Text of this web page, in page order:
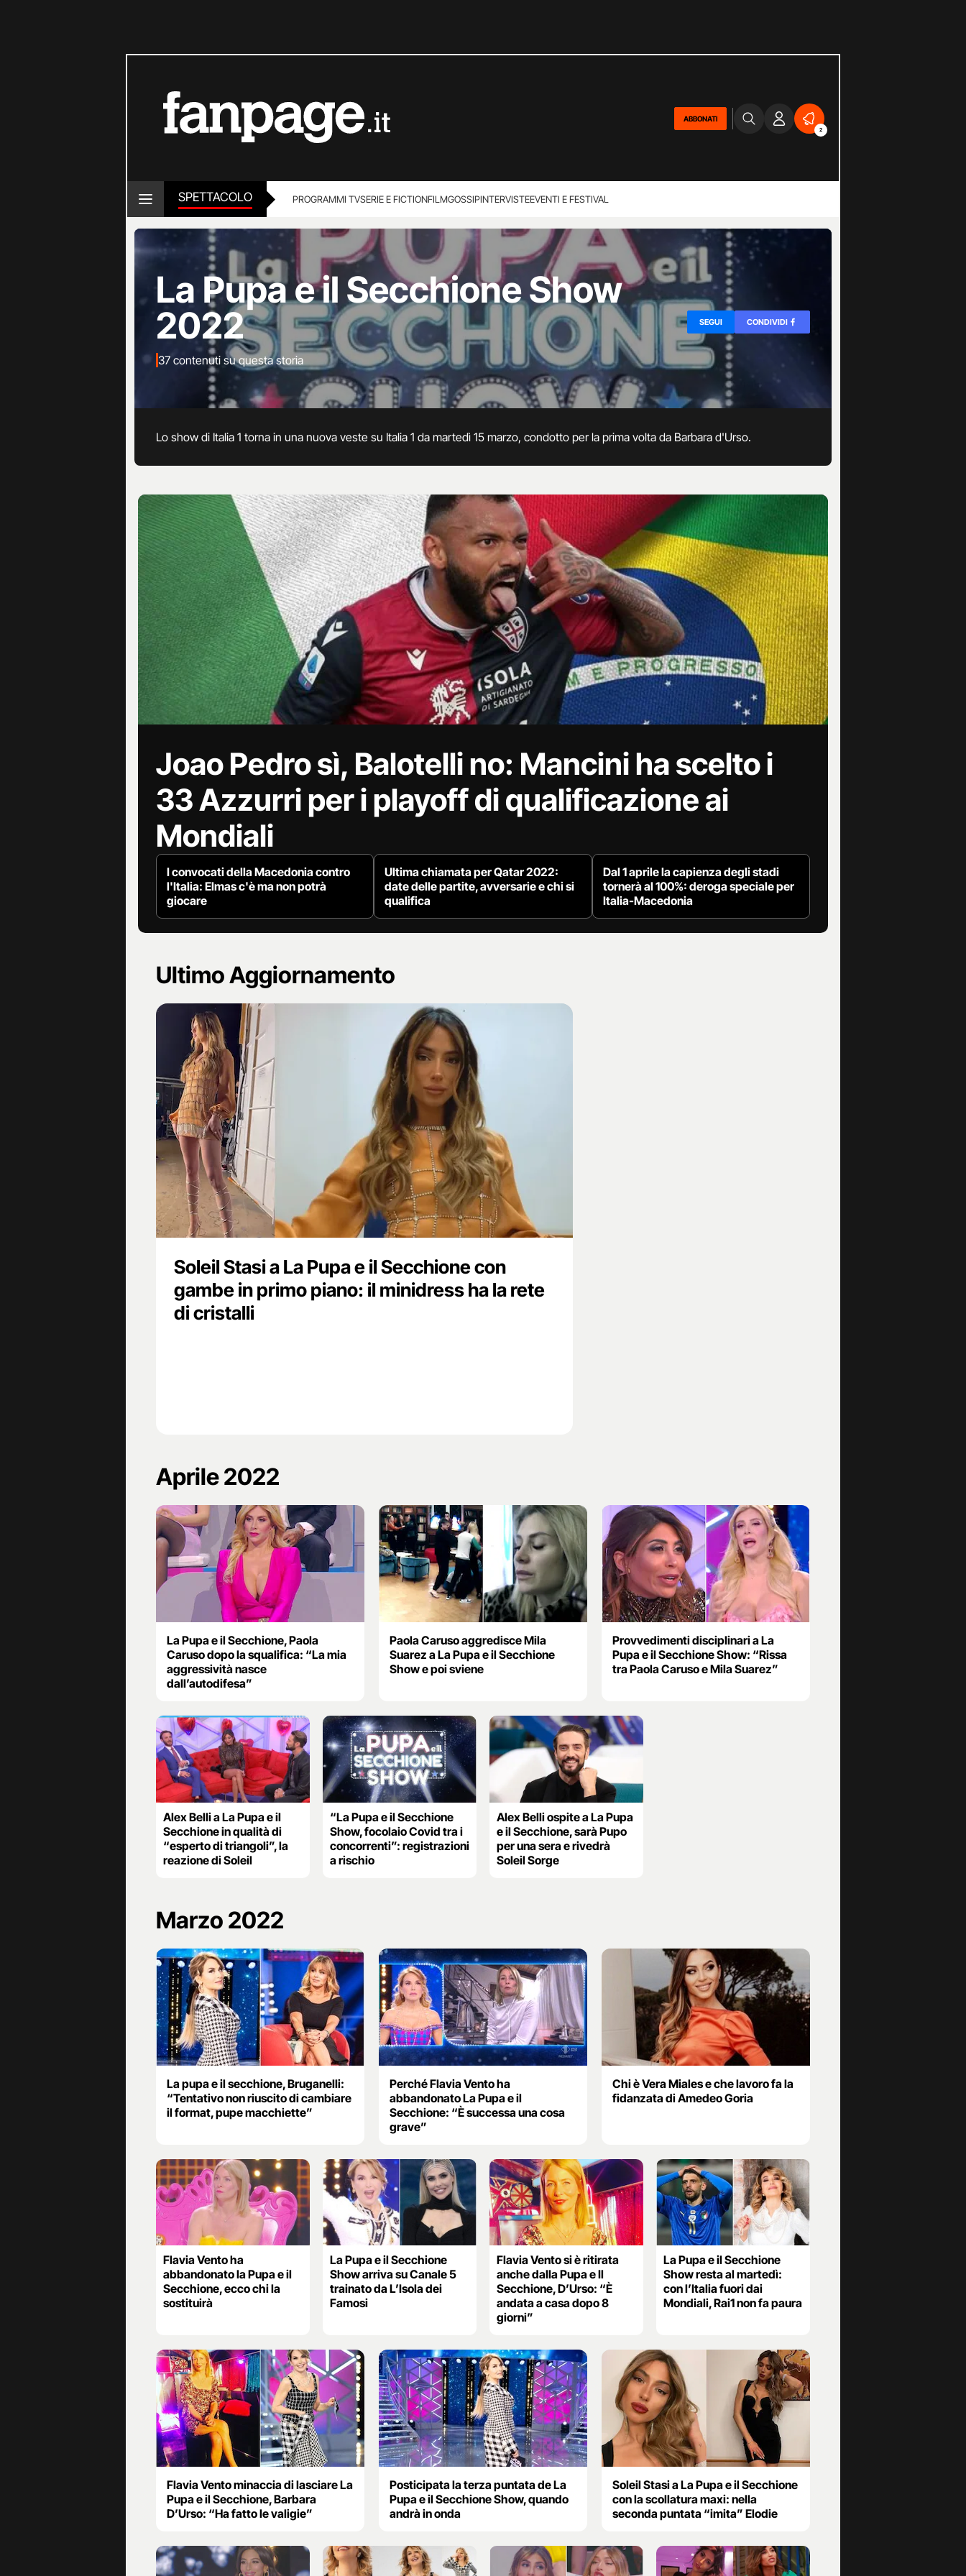
ABBONATI
2
SPETTACOLO PROGRAMMI TVSERIE E FICTIONFILMGOSSIPINTERVISTEEVENTI E FESTIVAL
La Pupa e il Secchione Show
2022
37 contenuti su questa storia
SEGUI CONDIVIDI
Lo show di Italia 1 torna in una nuova veste su Italia 1 da martedì 15 marzo, condotto per la prima volta da Barbara d'Urso.
Joao Pedro sì, Balotelli no: Mancini ha scelto i
33 Azzurri per i playoff di qualificazione ai
Mondiali
I convocati della Macedonia contro
l'Italia: Elmas c'è ma non potrà
giocare
Ultima chiamata per Qatar 2022:
date delle partite, avversarie e chi si
qualifica
Dal 1 aprile la capienza degli stadi
tornerà al 100%: deroga speciale per
Italia-Macedonia
Ultimo Aggiornamento
Soleil Stasi a La Pupa e il Secchione con
gambe in primo piano: il minidress ha la rete
di cristalli
Aprile 2022
La Pupa e il Secchione, Paola
Caruso dopo la squalifica: “La mia
aggressività nasce
dall’autodifesa”
Paola Caruso aggredisce Mila
Suarez a La Pupa e il Secchione
Show e poi sviene
Provvedimenti disciplinari a La
Pupa e il Secchione Show: “Rissa
tra Paola Caruso e Mila Suarez”
Alex Belli a La Pupa e il
Secchione in qualità di
“esperto di triangoli”, la
reazione di Soleil
“La Pupa e il Secchione
Show, focolaio Covid tra i
concorrenti”: registrazioni
a rischio
Alex Belli ospite a La Pupa
e il Secchione, sarà Pupo
per una sera e rivedrà
Soleil Sorge
Marzo 2022
La pupa e il secchione, Bruganelli:
“Tentativo non riuscito di cambiare
il format, pupe macchiette”
Perché Flavia Vento ha
abbandonato La Pupa e il
Secchione: “È successa una cosa
grave”
Chi è Vera Miales e che lavoro fa la
fidanzata di Amedeo Goria
Flavia Vento ha
abbandonato la Pupa e il
Secchione, ecco chi la
sostituirà
La Pupa e il Secchione
Show arriva su Canale 5
trainato da L’Isola dei
Famosi
Flavia Vento si è ritirata
anche dalla Pupa e Il
Secchione, D’Urso: “È
andata a casa dopo 8
giorni”
La Pupa e il Secchione
Show resta al martedì:
con l’Italia fuori dai
Mondiali, Rai1 non fa paura
Flavia Vento minaccia di lasciare La
Pupa e il Secchione, Barbara
D’Urso: “Ha fatto le valigie”
Posticipata la terza puntata de La
Pupa e il Secchione Show, quando
andrà in onda
Soleil Stasi a La Pupa e il Secchione
con la scollatura maxi: nella
seconda puntata “imita” Elodie